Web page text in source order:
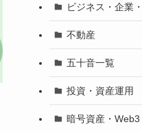
ビジネス・企業
不動産
五十音一覧
投資・資産運用
暗号資産・Web3